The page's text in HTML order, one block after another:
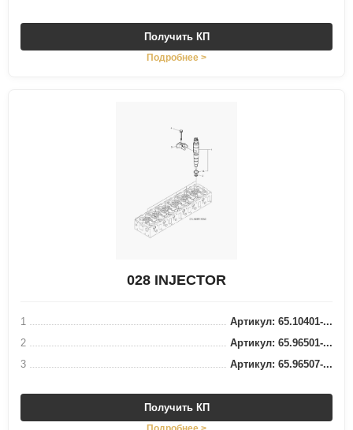
Получить КП
Подробнее >
028 INJECTOR
1
Артикул: 65.10401-...
2
Артикул: 65.96501-...
3
Артикул: 65.96507-...
Получить КП